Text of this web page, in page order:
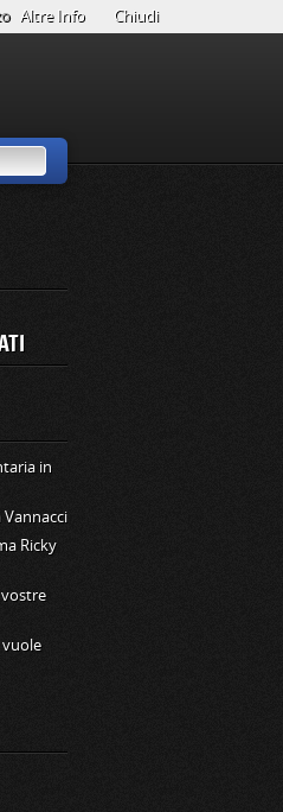
in
Vannacci
Ricky
vostre
vuole
Altre Info Chiudi